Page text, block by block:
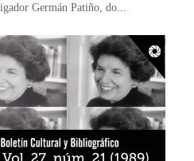
Germán Patiño, do...